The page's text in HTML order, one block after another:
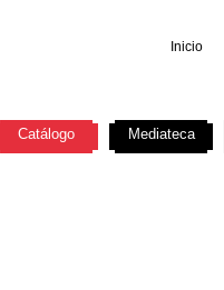
Inicio
Catálogo Mediateca